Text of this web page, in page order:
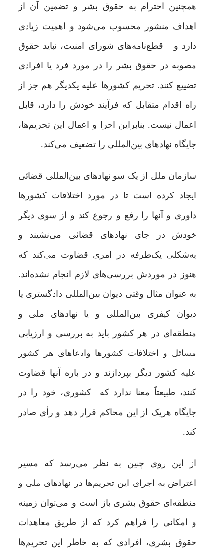
همچنین احترام به حقوق بشر و تضمین آن از
اهداف منشور محسوب می‌شود و اهمیت زیادی
دارد و قطع‌نامه‌های شورای امنیت، نباید حقوق
مصوبه در حقوق بشر را در مورد فرد یا افرادی
تضییع کنند. تحریم کشورها علیه یکدیگر هم جز از
راه اقدام متقابل که فرآیند خودش را دارد، قابل
اعمال نیست. بنابراین اجرا و اعمال این تحریم‌ها،
جایگاه نهادهای بین‌المللی را تضعیف می‌کند.
سازمان ملل از یک سو نهادهای بین‌المللی قضائی
ایجاد کرده است تا در مورد اختلافات کشورها
داوری و آنها را رفع و رجوع کند و از سوی دیگر
خودش در جای نهادهای قضائی می‌نشیند و
به‌شکلی یک‌طرفه در امری قضاوت می‌کند که
هنوز در موردش بررسی‌های لازم انجام نشده‌اند.
به عنوان مثال وقتی دیوان بین‌المللی دادگستری یا
دیوان کیفری بین‌المللی و یا نهادهای ملی و
منطقه‌ای در هر کشور باید به بررسی و ارزیابی
مسائل و اختلافات کشورها وادعاهای هر کشور
علیه کشور دیگر بپردازند و در باره آنها قضاوت
کنند، طبیعتاً معنا ندارد که کشوری، خود را در
جایگاه هریک از این محاکم قرار دهد و رأی صادر
کند.
از این روی چنین به نظر می‌رسد که مسیر
اعتراض به اجرای این تحریم‌ها در نهادهای ملی و
منطقه‌ای حقوق بشری باز است و می‌توان زمینه
و امکانی را فراهم کرد که از طریق معاهدات
حقوق بشری، افرادی که به خاطر این تحریم‌ها